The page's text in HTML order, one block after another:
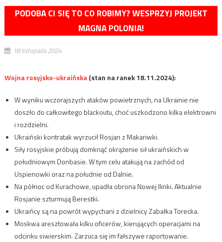
PODOBA CI SIĘ TO CO ROBIMY? WESPRZYJ PROJEKT
MAGNA POLONIA!
18 listopada 2024
Wojna rosyjsko-ukraińska(stan na ranek 18.11.2024):
W wyniku wczorajszych ataków powietrznych, na Ukrainie nie
doszło do całkowitego blackoutu, choć uszkodzono kilka elektrowni
i rozdzielni.
Ukraiński kontratak wyrzucił Rosjan z Makariwki.
Siły rosyjskie próbują domknąć okrążenie sił ukraińskich w
południowym Donbasie. W tym celu atakują na zachód od
Uspienowki oraz na południe od Dalnie.
Na północ od Kurachowe, upadła obrona Nowej Ilinki. Aktualnie
Rosjanie szturmują Berestki.
Ukraińcy są na powrót wypychani z dzielnicy Zabałka Torecka.
Moskwa aresztowała kilku oficerów, kierujących operacjami na
odcinku siwierskim. Zarzuca się im fałszywe raportowanie.